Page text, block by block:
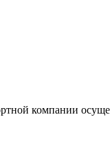
компании